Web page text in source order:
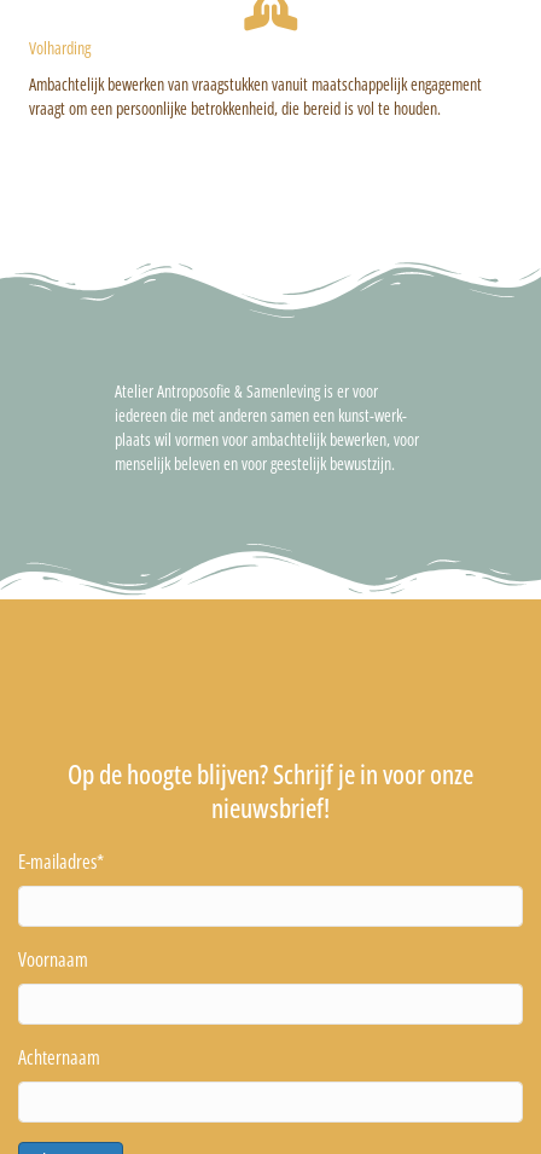
Volharding
Ambachtelijk bewerken van vraagstukken vanuit maatschappelijk engagement
vraagt om een persoonlijke betrokkenheid, die bereid is vol te houden.
Atelier Antroposofie & Samenleving is er voor
iedereendie met anderen samen een kunst-werk-
plaats wil vormen voor ambachtelijk bewerken, voor
menselijk beleven en voor geestelijk bewustzijn.
Op de hoogte blijven? Schrijf je in voor onze
nieuwsbrief!
E-mailadres*
Voornaam
Achternaam